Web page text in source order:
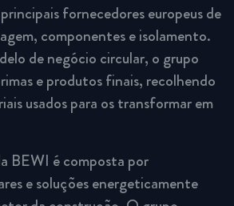
fornecedores europeus de
componentes e isolamento.
de negócio circular, o grupo
e produtos finais, recolhendo
usados para os transformar em
BEWI é composta por
e soluções energeticamente